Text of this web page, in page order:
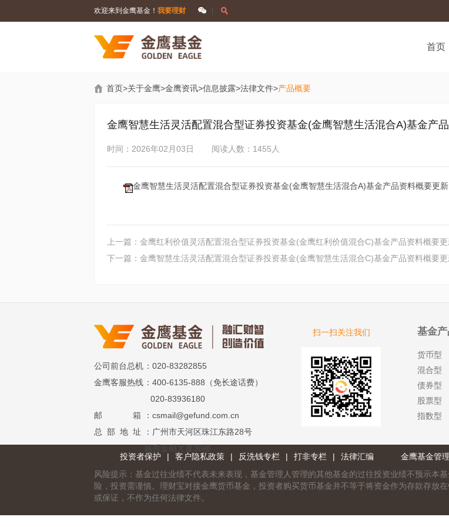
欢迎来到金鹰基金！ 我要理财
首页
首页>关于金鹰>金鹰资讯>信息披露>法律文件>产品概要
金鹰智慧生活灵活配置混合型证券投资基金(金鹰智慧生活混合A)基金产
时间：2026年02月03日 阅读人数：1455人
金鹰智慧生活灵活配置混合型证券投资基金(金鹰智慧生活混合A)基金产品资料概要更
上一篇：金鹰红利价值灵活配置混合型证券投资基金(金鹰红利价值混合C)基金产品资料概要
下一篇：金鹰智慧生活灵活配置混合型证券投资基金(金鹰智慧生活混合C)基金产品资料概要
公司前台总机 ：020-83282855
金鹰客服热线 ：400-6135-888（免长途话费）
020-83936180
邮 箱
：csmail@gefund.com.cn
总 部 地 址
：广州市天河区珠江东路28号
越秀金融大厦30楼
扫一扫关注我们 基金
货币型
混合型
债券型
股票型
指数型
投资者保护 | 客户隐私政策 | 反洗钱专栏 | 打非专栏 | 法律汇编 金鹰基金管理
风险提示：基金过往业绩不代表未来表现，基金管理人管理的其他基金的过往投资业绩不预示本
险，投资需谨慎。理财宝对接金鹰货币基金，投资者购买货币基金并不等于将资金作为存款存放
或保证，不作为任何法律文件。